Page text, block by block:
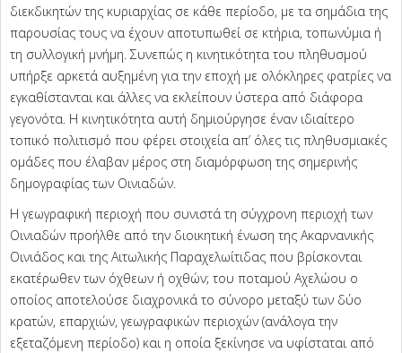
διεκδικητών της κυριαρχίας σε κάθε περίοδο, με τα σημάδια της
παρουσίας τους να έχουν αποτυπωθεί σε κτήρια, τοπωνύμια ή
τη συλλογική μνήμη. Συνεπώς η κινητικότητα του πληθυσμού
υπήρξε αρκετά αυξημένη για την εποχή με ολόκληρες φατρίες να
εγκαθίστανται και άλλες να εκλείπουν ύστερα από διάφορα
γεγονότα. Η κινητικότητα αυτή δημιούργησε έναν ιδιαίτερο
τοπικό πολιτισμό που φέρει στοιχεία απ’ όλες τις πληθυσμιακές
ομάδες που έλαβαν μέρος στη διαμόρφωση της σημερινής
δημογραφίας των Οινιαδών.
Η γεωγραφική περιοχή που συνιστά τη σύγχρονη περιοχή των
Οινιαδών προήλθε από την διοικητική ένωση της Ακαρνανικής
Οινιάδος και της Αιτωλικής Παραχελωίτιδας που βρίσκονται
εκατέρωθεν των όχθεων ή οχθών; του ποταμού Αχελώου ο
οποίος αποτελούσε διαχρονικά το σύνορο μεταξύ των δύο
κρατών, επαρχιών, γεωγραφικών περιοχών (ανάλογα την
εξεταζόμενη περίοδο) και η οποία ξεκίνησε να υφίσταται από